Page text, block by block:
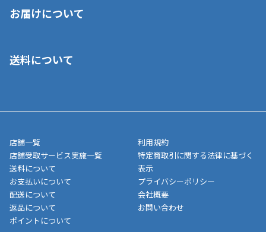
いいただくことはできません。ご了承ください。
■代金引換(代引)※手数料がかかります
■商品によっては一部決済方法が使用できない場合がございま
す。
お届けについて
ご注文が確認出来次第、1～4営業日に発送いたします。「お取り
業日にてお引渡しとなります。(離島などの場合、例外もあります)
メーカー直送品など一部商品については、その他商品との購入に
制限がかかる場合がございます。また発送日についても、通常と
異なる場合がございます。対象商品の説明ページをご確認くださ
い。
■店舗受取をご選択いただいた場合
ご注文が確認出来次第、お受取される店舗在庫を使用してご準備
をさせていただきます。店舗に在庫がない場合は店舗よりお取り
送料について
店舗一覧
店舗受取サービス実施一覧
送料について
お支払いについて
配送について
返品について
ポイントについて
利用規約
特定商取引に関する法律に基づく
表示
プライバシーポリシー
会社概要
お問い合わせ